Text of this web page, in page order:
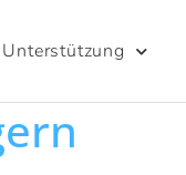
Unterstützung